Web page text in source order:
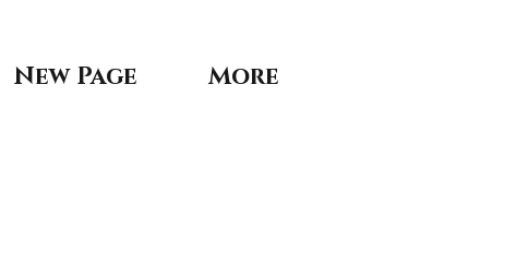
New Page More